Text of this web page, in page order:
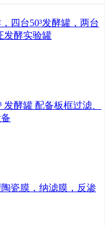
四台50³发酵罐，两台
发酵实验罐
酵罐 配备板框过滤、
瓷膜，纳滤膜，反渗